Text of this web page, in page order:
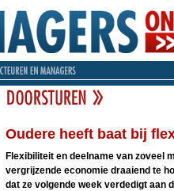
Oudere heeft baat bij
Flexibiliteit en deelname van zoveel
vergrijzende economie draaiend te
dat ze volgende week verdedigt aan